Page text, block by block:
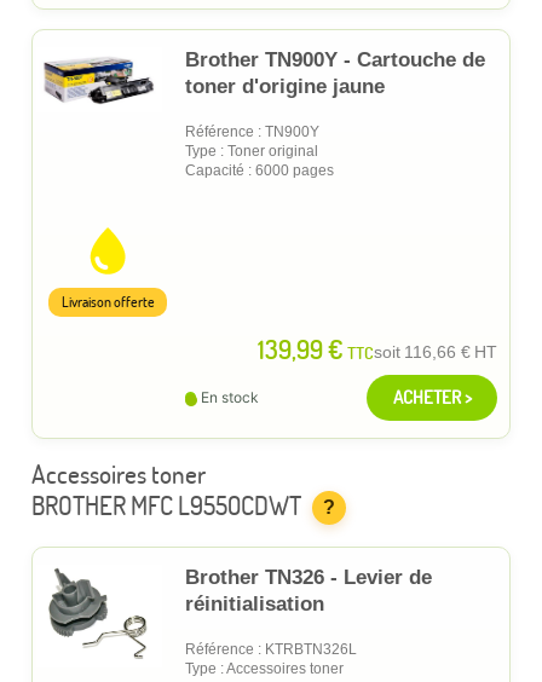
Brother TN900Y - Cartouche de
toner d'origine jaune
Référence : TN900Y
Type : Toner original
Capacité : 6000 pages
139,99 € TTCsoit 116,66 € HT
Livraison offerte
En stock ACHETER >
Accessoires toner
BROTHER MFC L9550CDWT
?
Brother TN326 - Levier de
réinitialisation
Référence : KTRBTN326L
Type : Accessoires toner